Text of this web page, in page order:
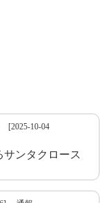
[2025-10-04
サンタクロース